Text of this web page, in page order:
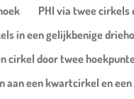
PHI via twee
in een gelijkbenige
cirkel door twee
aan een kwartcirkel en